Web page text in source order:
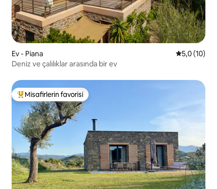
Ev - Piana 55,0 (10)
Deniz ve çalılıklar arasında bir ev
Misafirlerin favorilerinden en beğenilenler arasında
Misafirlerin favorisi